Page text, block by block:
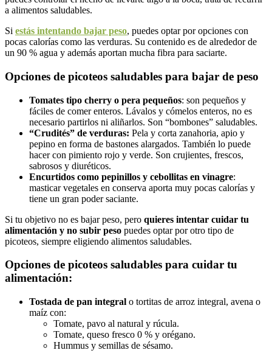
a alimentos saludables.
Si estás intentando bajar peso, puedes optar por opciones con
pocas calorías como las verduras. Su contenido es de alrededor de
un 90 % agua y además aportan mucha fibra para saciarte.
Opciones de picoteos saludables para bajar de peso
Tomates tipo cherry o pera pequeños: son pequeños y
fáciles de comer enteros. Lávalos y cómelos enteros, no es
necesario partirlos ni aliñarlos. Son “bombones” saludables.
“Crudités” de verduras: Pela y corta zanahoria, apio y
pepino en forma de bastones alargados. También lo puede
hacer con pimiento rojo y verde. Son crujientes, frescos,
sabrosos y diuréticos.
Encurtidos como pepinillos y cebollitas en vinagre:
masticar vegetales en conserva aporta muy pocas calorías y
tiene un gran poder saciante.
Si tu objetivo no es bajar peso, pero quieres intentar cuidar tu
alimentación y no subir peso puedes optar por otro tipo de
picoteos, siempre eligiendo alimentos saludables.
Opciones de picoteos saludables para cuidar tu
alimentación:
Tostada de pan integral o tortitas de arroz integral, avena o
maíz con:
Tomate, pavo al natural y rúcula.
Tomate, queso fresco 0 % y orégano.
Hummus y semillas de sésamo.